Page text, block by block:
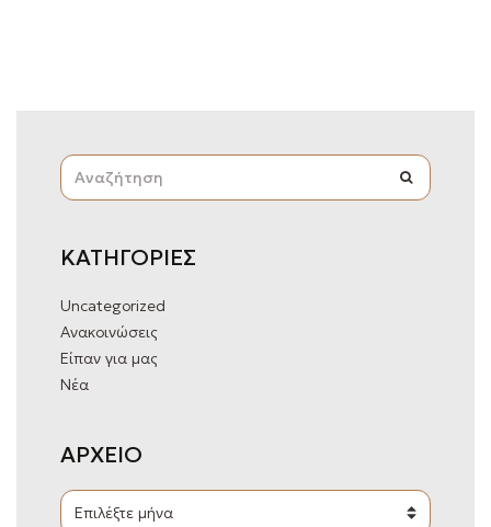
S
A
H
O
:
ΚΑΤΗΓΟΡΙΕΣ
Uncategorized
Ανακοινώσεις
Είπαν για μας
Νέα
ΑΡΧΕΙΟ
Α